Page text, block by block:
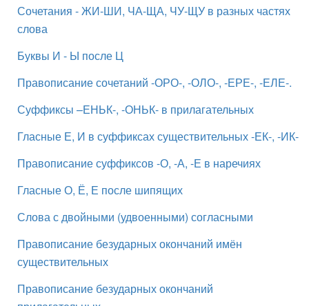
Сочетания - ЖИ-ШИ, ЧА-ЩА, ЧУ-ЩУ в разных частях
слова
Буквы И - Ы после Ц
Правописание сочетаний -ОРО-, -ОЛО-, -ЕРЕ-, -ЕЛЕ-.
Суффиксы –ЕНЬК-, -ОНЬК- в прилагательных
Гласные Е, И в суффиксах существительных -ЕК-, -ИК-
Правописание суффиксов -О, -А, -Е в наречиях
Гласные О, Ё, Е после шипящих
Слова с двойными (удвоенными) согласными
Правописание безударных окончаний имён
существительных
Правописание безударных окончаний